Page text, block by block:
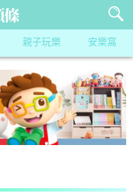
親子玩樂 安樂窩